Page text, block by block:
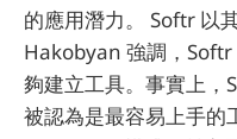
的應用潛力。 Softr 以
Hakobyan 強調，
夠建立工具。事實上，
被認為是最容易上手的